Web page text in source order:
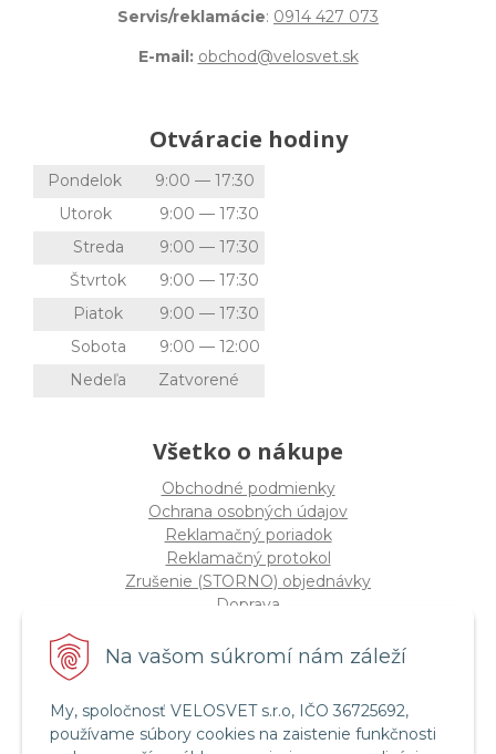
Na vašom súkromí nám záleží
My, spoločnosť VELOSVET s.r.o, IČO 36725692,
používame súbory cookies na zaistenie funkčnosti
Servis/reklamácie: 0914 427 073
E-mail: obchod@velosvet.sk
Otváracie hodiny
Pondelok
9:00 — 17:30
Utorok
9:00 — 17:30
Streda
9:00 — 17:30
Štvrtok
9:00 — 17:30
Piatok
9:00 — 17:30
Sobota
9:00 — 12:00
Nedeľa
Zatvorené
Všetko o nákupe
Obchodné podmienky
Ochrana osobných údajov
Reklamačný poriadok
Reklamačný protokol
Zrušenie (STORNO) objednávky
Doprava
Štatút súťaže "Vianoce 2025"
Servis a služby